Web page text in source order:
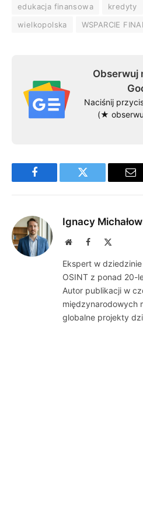
edukacja finansowa
kredyty
wielkopolska
WSPARCIE
Obserwuj
Naciśnij
(★
Facebook Twitter
Ignacy
WebsiteFacebook
Ekspert w
OSINT z ponad 20-
Autor publikacji w
międzynarodowych
globalne projekty